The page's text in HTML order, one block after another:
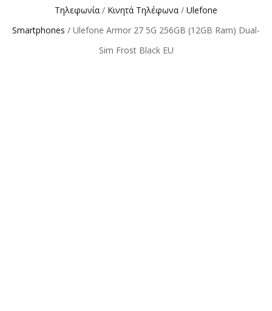
Τηλεφωνία / Κινητά Τηλέφωνα / Ulefone
Smartphones / Ulefone Armor 27 5G 256GB (12GB Ram) Dual-
Sim Frost Black EU